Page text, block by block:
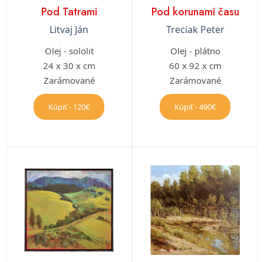
Pod Tatrami
Litvaj Ján
Olej - sololit
24 x 30 x cm
Zarámované
Kúpiť - 120€
Pod korunami času
Treciak Peter
Olej - plátno
60 x 92 x cm
Zarámované
Kúpiť - 490€